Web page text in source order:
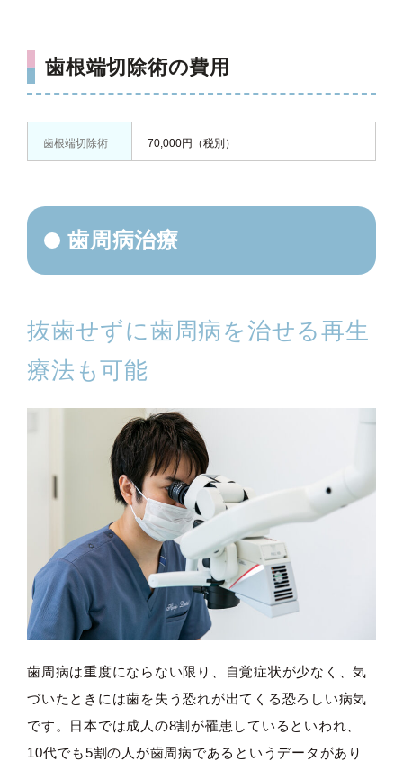
歯根端切除術の費用
歯根端切除術 70,000円（税別）
歯周病治療
抜歯せずに歯周病を治せる再生
療法も可能
歯周病は重度にならない限り、自覚症状が少なく、気
づいたときには歯を失う恐れが出てくる恐ろしい病気
です。日本では成人の8割が罹患しているといわれ、
10代でも5割の人が歯周病であるというデータがあり